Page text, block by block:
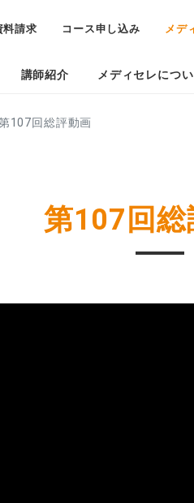
料請求 コース申し込み メデ
講師紹介 メディセレにつ
107回総評動画
第107回総